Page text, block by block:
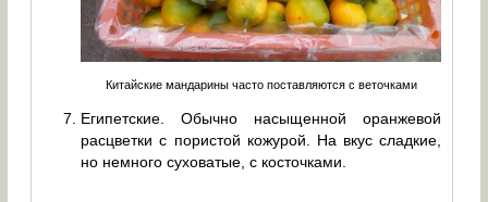
Китайские мандарины часто поставляются с веточками
Египетские. Обычно насыщенной оранжевой
расцветки с пористой кожурой. На вкус сладкие,
но немного суховатые, с косточками.